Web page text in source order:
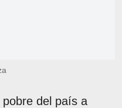
pobre del país a